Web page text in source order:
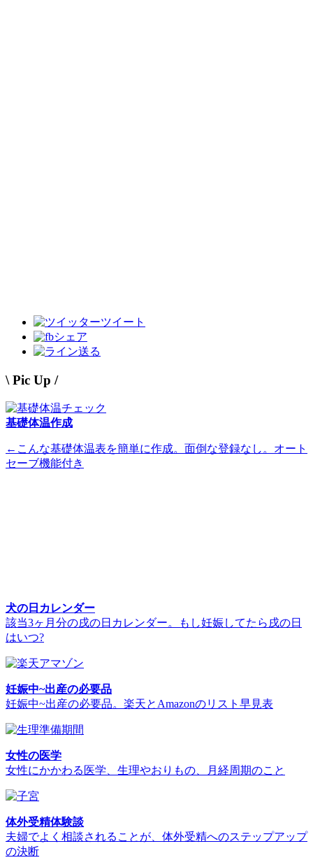
ツイート
シェア
送る
\ Pic Up /
基礎体温作成
←こんな基礎体温表を簡単に作成。面倒な登録なし。オート
セーブ機能付き
犬の日カレンダー
該当3ヶ月分の戌の日カレンダー。もし妊娠してたら戌の日
はいつ?
妊娠中~出産の必要品
妊娠中~出産の必要品。楽天とAmazonのリスト早見表
女性の医学
女性にかかわる医学、生理やおりもの、月経周期のこと
体外受精体験談
夫婦でよく相談されることが、体外受精へのステップアップ
の決断